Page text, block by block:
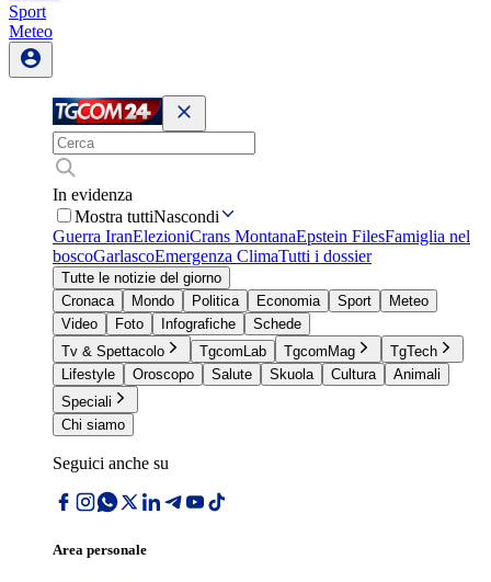
Sport
Meteo
In evidenza
Mostra tuttiNascondi
Guerra IranElezioniCrans MontanaEpstein FilesFamiglia nel
boscoGarlascoEmergenza ClimaTutti i dossier
Tutte le notizie del giorno
Cronaca
Mondo Politica Economia Sport
Meteo
Video
Foto Infografiche
Schede
Tv & Spettacolo
TgcomLab TgcomMag
TgTech
Lifestyle
Oroscopo Salute Skuola Cultura
Animali
Speciali
Chi siamo
Seguici anche su
Area personale